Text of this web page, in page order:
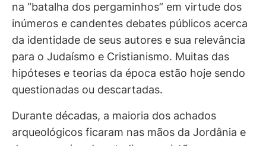
na “batalha dos pergaminhos” em virtude dos
inúmeros e candentes debates públicos acerca
da identidade de seus autores e sua relevância
para o Judaísmo e Cristianismo. Muitas das
hipóteses e teorias da época estão hoje sendo
questionadas ou descartadas.
Durante décadas, a maioria dos achados
arqueológicos ficaram nas mãos da Jordânia e